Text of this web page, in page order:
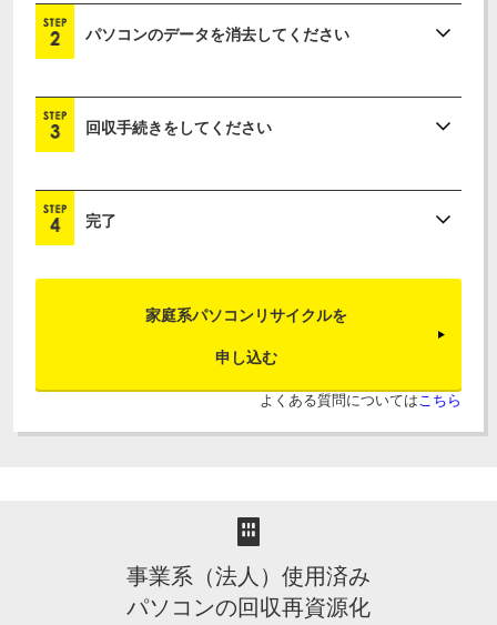
パソコンのデータを消去してください
回収手続きをしてください
完了
家庭系パソコンリサイクルを
申し込む
よくある質問についてはこちら
事業系（法人）使用済み
パソコンの回収再資源化